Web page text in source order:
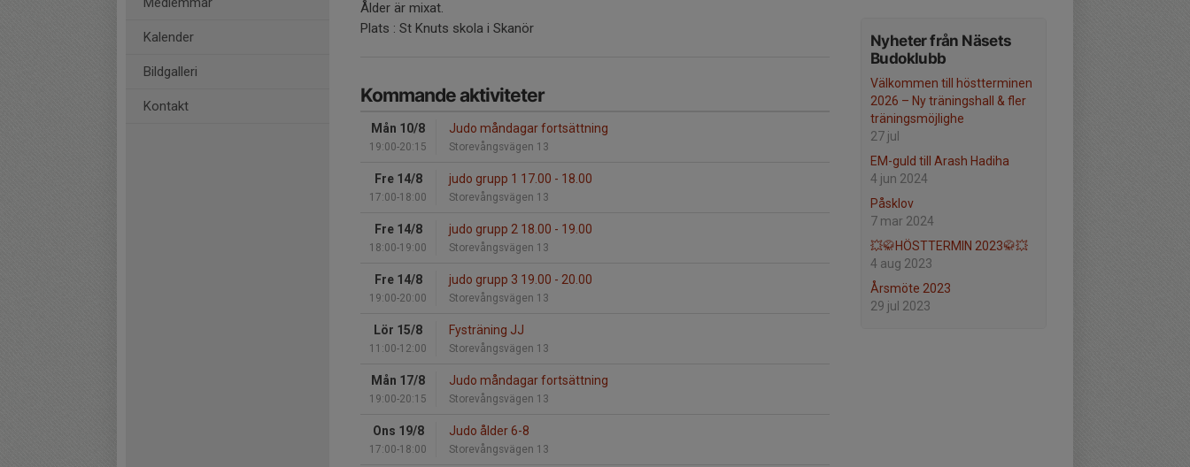
Kalender
Bildgalleri
Kontakt
Nyheter från Näsets
Budoklubb
Välkommen till höstterminen
2026 – Ny träningshall & fler
träningsmöjlighe
27 jul
EM-guld till Arash Hadiha
4 jun 2024
Påsklov
7 mar 2024
💥🥋HÖSTTERMIN 2023🥋💥
4 aug 2023
Årsmöte 2023
29 jul 2023
Ålder är mixat.
Plats : St Knuts skola i Skanör
Kommande aktiviteter
Mån 10/8
19:00-20:15
Judo måndagar fortsättning
Storevångsvägen 13
Fre 14/8
17:00-18:00
judo grupp 1 17.00 - 18.00
Storevångsvägen 13
Fre 14/8
18:00-19:00
judo grupp 2 18.00 - 19.00
Storevångsvägen 13
Fre 14/8
19:00-20:00
judo grupp 3 19.00 - 20.00
Storevångsvägen 13
Lör 15/8
11:00-12:00
Fysträning JJ
Storevångsvägen 13
Mån 17/8
19:00-20:15
Judo måndagar fortsättning
Storevångsvägen 13
Ons 19/8
17:00-18:00
Judo ålder 6-8
Storevångsvägen 13